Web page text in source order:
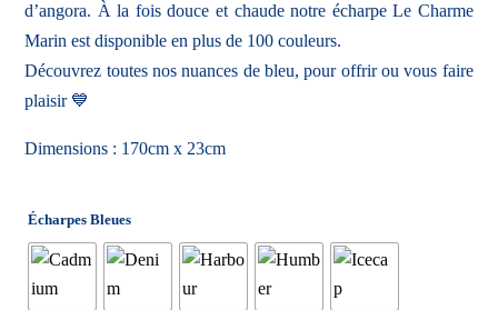
d’angora. À la fois douce et chaude notre écharpe Le Charme
Marin est disponible en plus de 100 couleurs.
Découvrez toutes nos nuances de bleu, pour offrir ou vous faire
plaisir 💙
Dimensions : 170cm x 23cm
Écharpes Bleues